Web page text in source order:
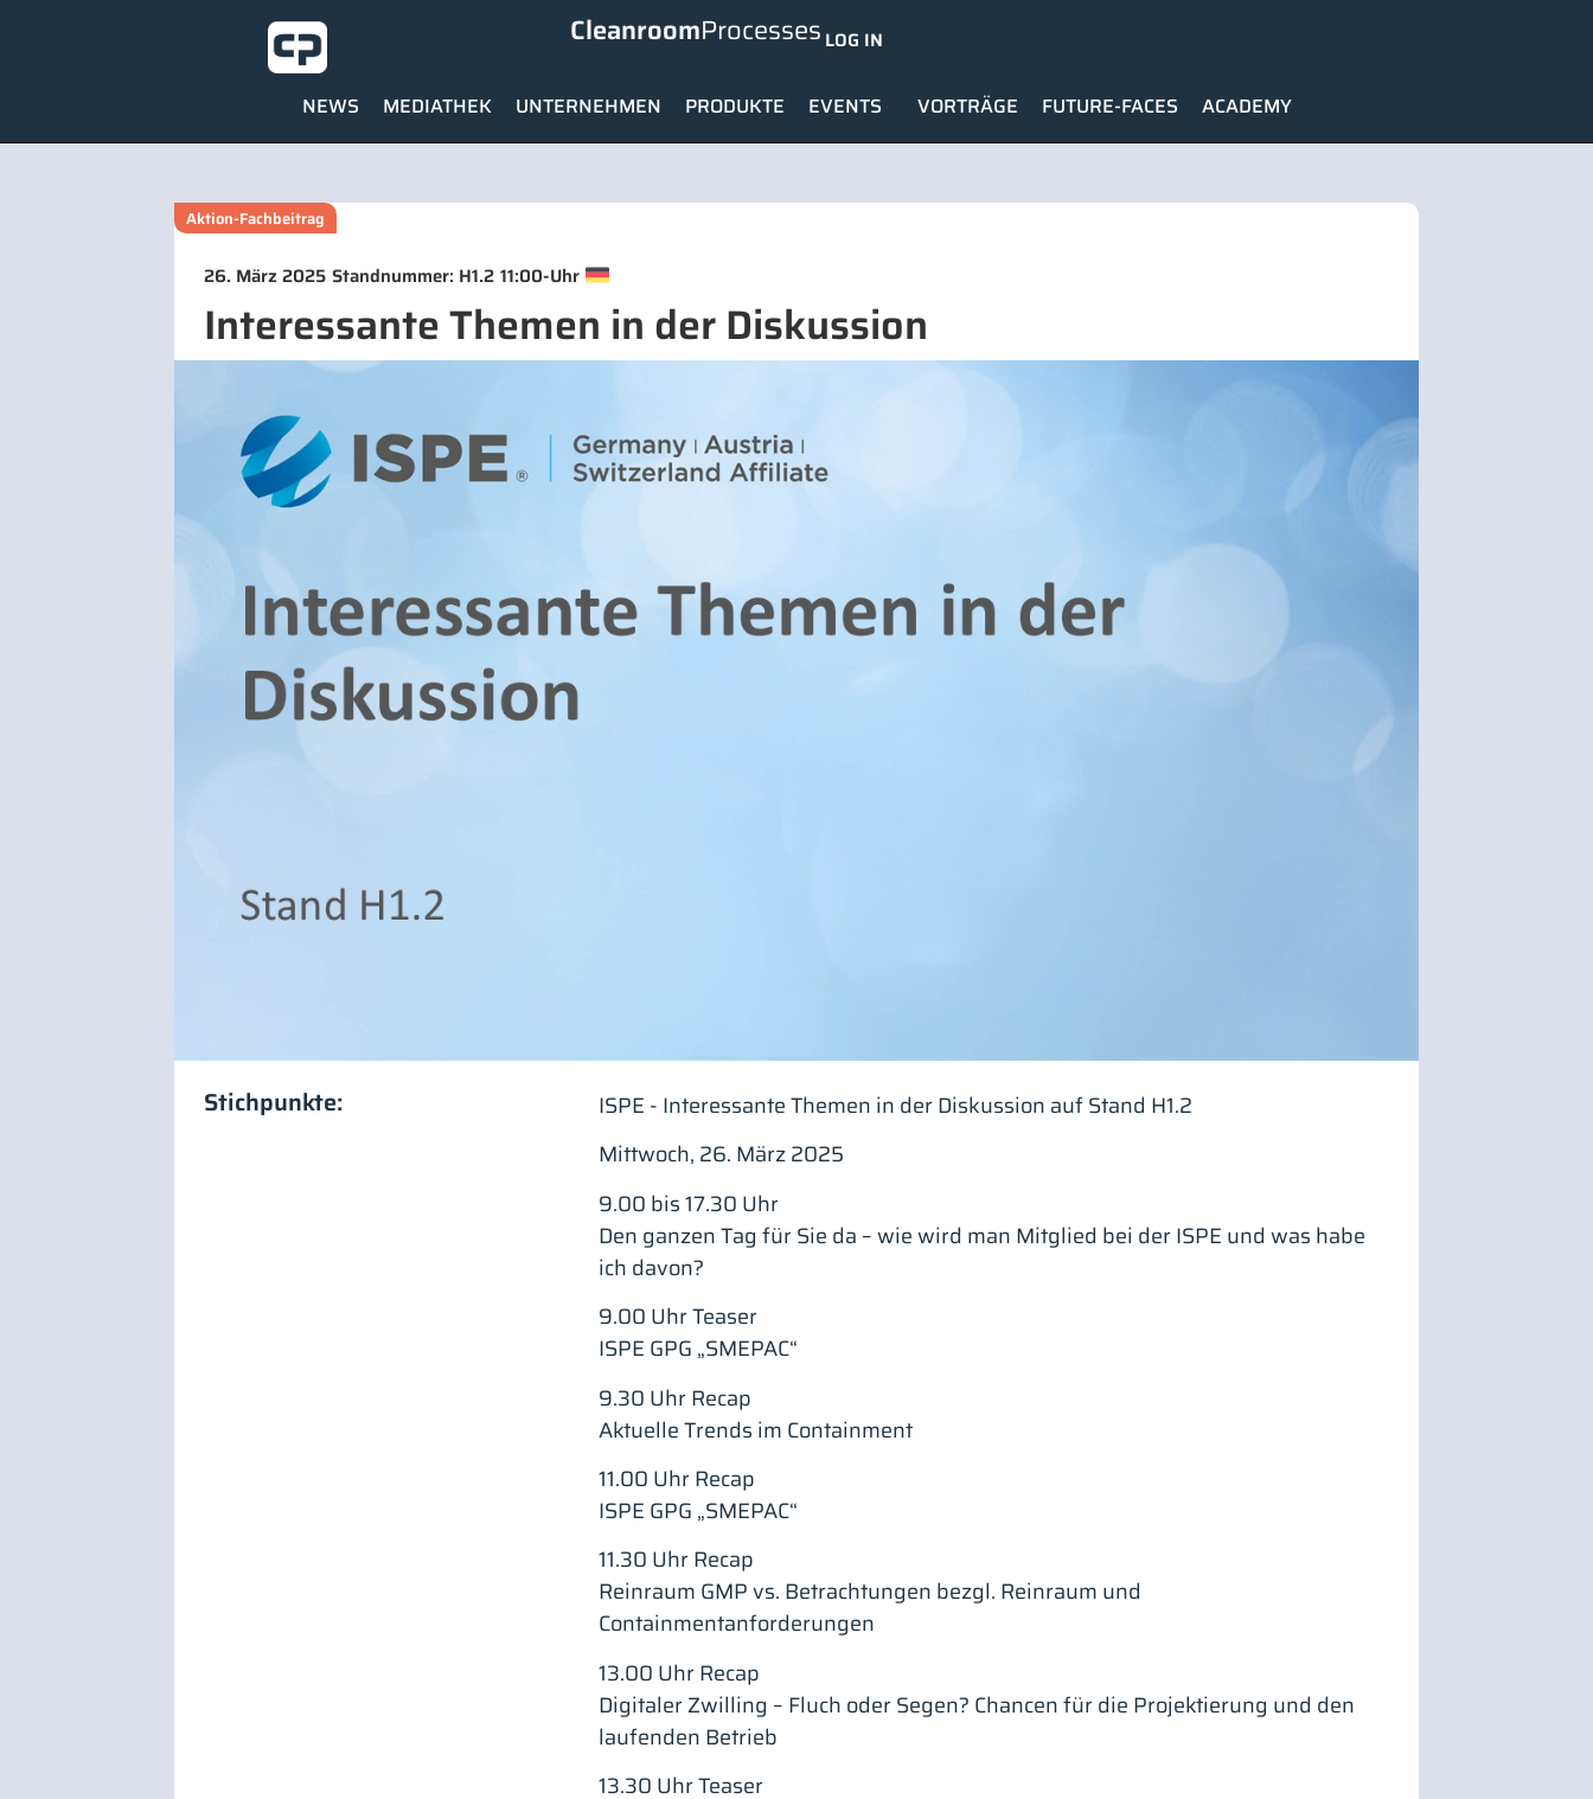
CleanroomProcesses LOG IN
NEWS MEDIATHEK UNTERNEHMEN PRODUKTE EVENTS VORTRÄGE FUTURE-FACES ACADEMY
Aktion-Fachbeitrag
26. März 2025 Standnummer: H1.2 11:00-Uhr
Interessante Themen in der Diskussion
Stichpunkte:
ISPE - Interessante Themen in der Diskussion auf Stand H1.2
Mittwoch, 26. März 2025
9.00 bis 17.30 Uhr
Den ganzen Tag für Sie da – wie wird man Mitglied bei der ISPE und was habe
ich davon?
9.00 Uhr Teaser
ISPE GPG „SMEPAC“
9.30 Uhr Recap
Aktuelle Trends im Containment
11.00 Uhr Recap
ISPE GPG „SMEPAC“
11.30 Uhr Recap
Reinraum GMP vs. Betrachtungen bezgl. Reinraum und
Containmentanforderungen
13.00 Uhr Recap
Digitaler Zwilling – Fluch oder Segen? Chancen für die Projektierung und den
laufenden Betrieb
13.30 Uhr Teaser